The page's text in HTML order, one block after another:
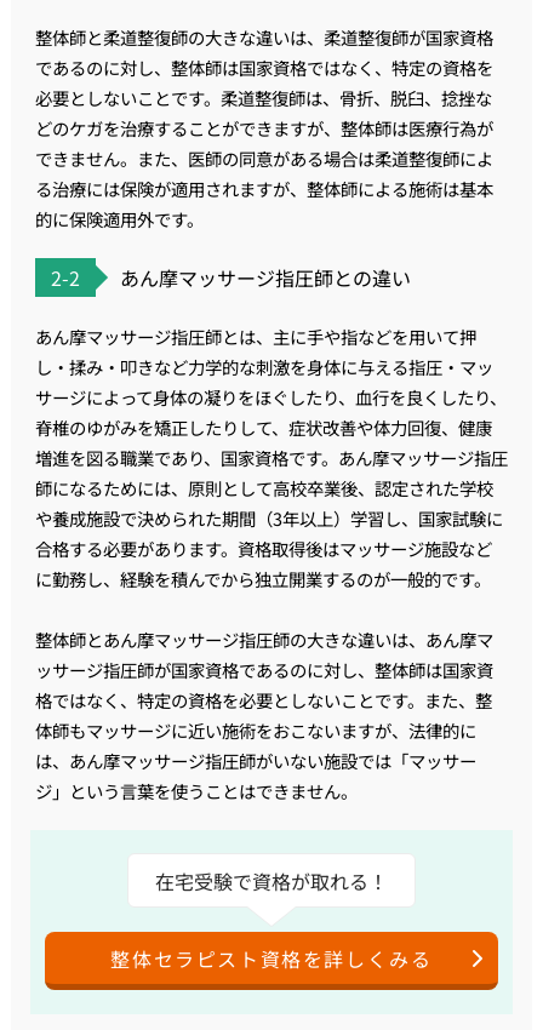
整体師と柔道整復師の大きな違いは、柔道整復師が国家資格
であるのに対し、整体師は国家資格ではなく、特定の資格を
必要としないことです。柔道整復師は、骨折、脱臼、捻挫な
どのケガを治療することができますが、整体師は医療行為が
できません。また、医師の同意がある場合は柔道整復師によ
る治療には保険が適用されますが、整体師による施術は基本
的に保険適用外です。
2-2 あん摩マッサージ指圧師との違い
あん摩マッサージ指圧師とは、主に手や指などを用いて押
し・揉み・叩きなど力学的な刺激を身体に与える指圧・マッ
サージによって身体の凝りをほぐしたり、血行を良くしたり、
脊椎のゆがみを矯正したりして、症状改善や体力回復、健康
増進を図る職業であり、国家資格です。あん摩マッサージ指圧
師になるためには、原則として高校卒業後、認定された学校
や養成施設で決められた期間（3年以上）学習し、国家試験に
合格する必要があります。資格取得後はマッサージ施設など
に勤務し、経験を積んでから独立開業するのが一般的です。
整体師とあん摩マッサージ指圧師の大きな違いは、あん摩マ
ッサージ指圧師が国家資格であるのに対し、整体師は国家資
格ではなく、特定の資格を必要としないことです。また、整
体師もマッサージに近い施術をおこないますが、法律的に
は、あん摩マッサージ指圧師がいない施設では「マッサー
ジ」という言葉を使うことはできません。
在宅受験で資格が取れる！
整体セラピスト資格を詳しくみる